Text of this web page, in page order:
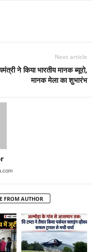
Next article
ने किया भारतीय मानक ब्यूरो,
मानक मेला का शुभारंभ
FROM AUTHOR